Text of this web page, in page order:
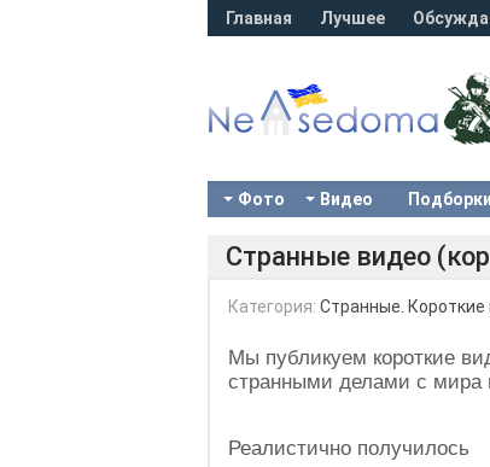
Главная Лучшее
Фото Видео Подборки
Странные видео
Категория: Странные. Короткие
Мы публикуем короткие
странными делами с мира
Реалистично получилось